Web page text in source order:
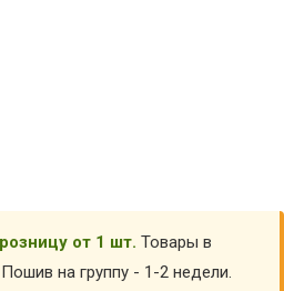
от 1 шт. Товары в
на группу - 1-2 недели.